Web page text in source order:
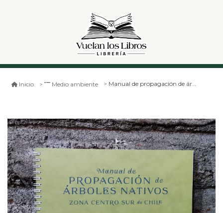
Inicio Medio ambiente Manual de propagación de árboles nativos, zona centro sur de chile